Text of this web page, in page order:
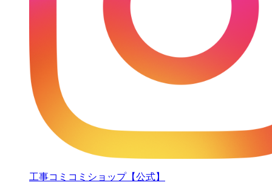
工事コミコミショップ【公式】